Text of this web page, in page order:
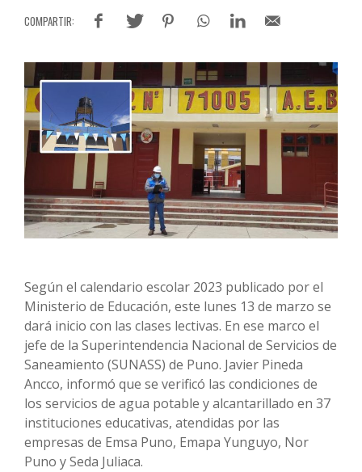
Según el calendario escolar 2023 publicado por el
Ministerio de Educación, este lunes 13 de marzo se
dará inicio con las clases lectivas. En ese marco el
jefe de la Superintendencia Nacional de Servicios de
Saneamiento (SUNASS) de Puno. Javier Pineda
Ancco, informó que se verificó las condiciones de
los servicios de agua potable y alcantarillado en 37
instituciones educativas, atendidas por las
empresas de Emsa Puno, Emapa Yunguyo, Nor
Puno y Seda Juliaca.